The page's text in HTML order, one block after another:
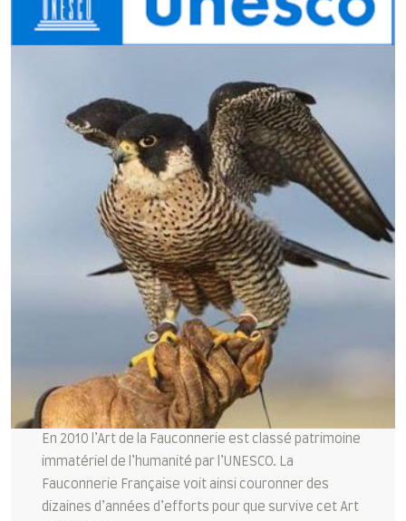
En 2010 l’Art de la Fauconnerie est classé patrimoine
immatériel de l’humanité par l’UNESCO. La
Fauconnerie Française voit ainsi couronner des
dizaines d’années d’efforts pour que survive cet Art